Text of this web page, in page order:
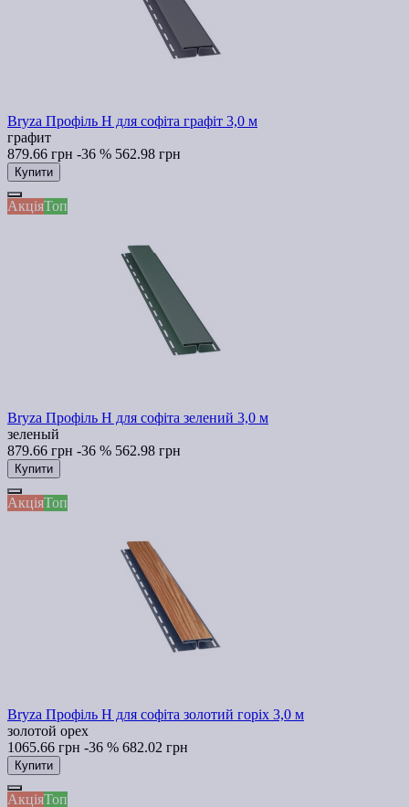
Bryza Профіль H для софіта графіт 3,0 м
графит
879.66 грн -36 % 562.98 грн
Купити
АкціяТоп
Bryza Профіль H для софіта зелений 3,0 м
зеленый
879.66 грн -36 % 562.98 грн
Купити
АкціяТоп
Bryza Профіль H для софіта золотий горіх 3,0 м
золотой орех
1065.66 грн -36 % 682.02 грн
Купити
АкціяТоп